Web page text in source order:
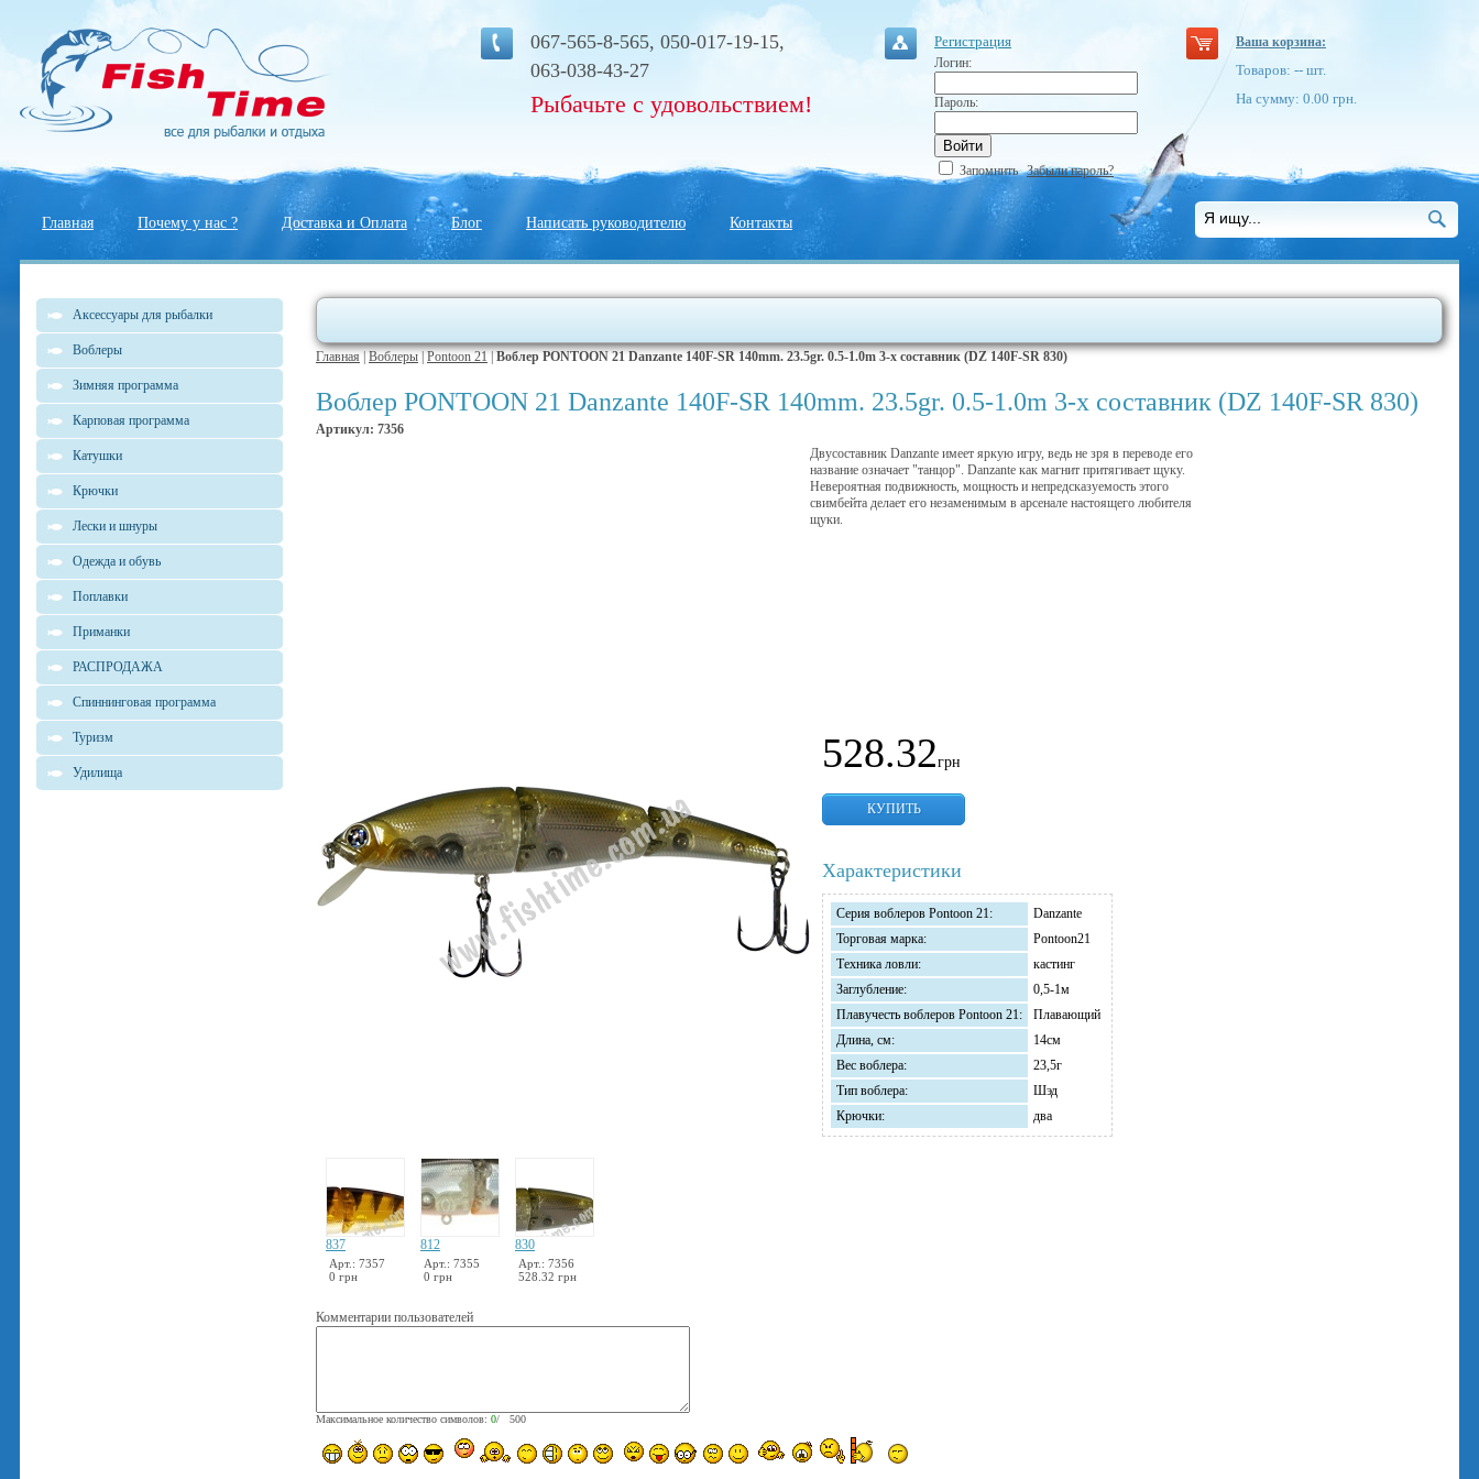
067-565-8-565, 050-017-19-15,
063-038-43-27
Рыбачьте с удовольствием!
Регистрация
Логин:
Пароль:
Запомнить Забыли пароль?
Ваша корзина:
Товаров: -- шт.
На сумму: 0.00 грн.
Главная Почему у нас ? Доставка и Оплата Блог Написать руководителю Контакты
Аксессуары для рыбалки
Воблеры
Зимняя программа
Карповая программа
Катушки
Крючки
Лески и шнуры
Одежда и обувь
Поплавки
Приманки
РАСПРОДАЖА
Спиннинговая программа
Туризм
Удилища
Главная Воблеры Pontoon 21 Воблер PONTOON 21 Danzante 140F-SR 140mm. 23.5gr. 0.5-1.0m 3-х составник (DZ 140F-SR 830)
Воблер PONTOON 21 Danzante 140F-SR 140mm. 23.5gr. 0.5-1.0m 3-х составник (DZ 140F-SR 830)
Артикул: 7356
Двусоставник Danzante имеет яркую игру, ведь не зря в переводе его
название означает "танцор". Danzante как магнит притягивает щуку.
Невероятная подвижность, мощность и непредсказуемость этого
свимбейта делает его незаменимым в арсенале настоящего любителя
щуки.
528.32грн
КУПИТЬ
Характеристики
Серия воблеров Pontoon 21:
Danzante
Торговая марка:
Pontoon21
Техника ловли:
кастинг
Заглубление:
0,5-1м
Плавучесть воблеров Pontoon 21:
Плавающий
Длина, см:
14см
Вес воблера:
23,5г
Тип воблера:
Шэд
Крючки:
два
837
Арт.: 7357
0 грн
812
Арт.: 7355
0 грн
830
Арт.: 7356
528.32 грн
Комментарии пользователей
Максимальное количество символов: 0/ 500